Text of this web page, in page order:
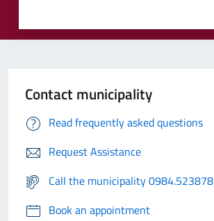
Contact municipality
Read frequently asked questions
Request Assistance
Call the municipality 0984.523878
Book an appointment